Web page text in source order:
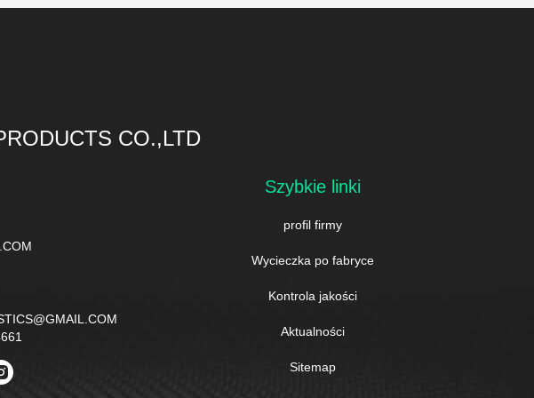
CO.,LTD
Szybkie linki
profil firmy
Wycieczka po fabryce
Kontrola jakości
Aktualności
Sitemap